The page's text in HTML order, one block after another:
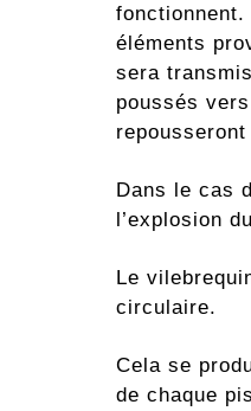
éléments
sera
poussés
Dans le cas
l’explosion
Le
circulaire.
Cela se
de chaque